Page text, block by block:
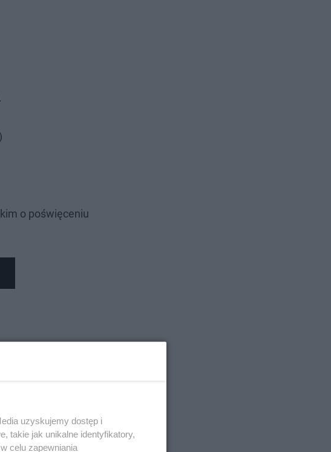
o poświęceniu
uzyskujemy dostęp i
takie jak unikalne identyfikatory,
celu zapewniania